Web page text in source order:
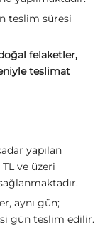
teslim süresi
felaketler,
teslimat
yapılan
ve üzeri
aynı gün;
gün teslim edilir.